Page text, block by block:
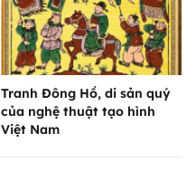
Tranh Đông Hồ, di sản quý
của nghệ thuật tạo hình
Việt Nam